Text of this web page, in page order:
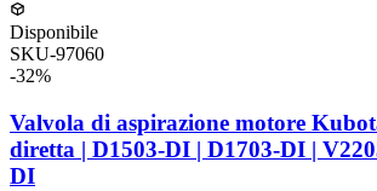
più
varianti.
possono
essere
scelte
Disponibile
SKU-97060
-32%
Valvola di aspirazione motore
diretta | D1503-DI | D1703-DI |
DI